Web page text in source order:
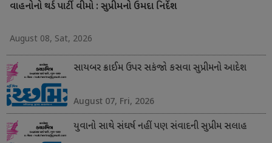
વાહનોનો થર્ડ પાર્ટી વીમો : સુપ્રીમનો ઉમદા નિર્દેશ
August 08, Sat, 2026
સાયબર ક્રાઈમ ઉપર સકંજો કસવા સુપ્રીમનો આદેશ
August 07, Fri, 2026
યુવાનો સાથે સંઘર્ષ નહીં પણ સંવાદની સુપ્રીમ સલાહ